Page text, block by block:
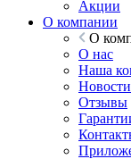
Акции
О компании
О
О нас
Наша
Новости
Отзывы